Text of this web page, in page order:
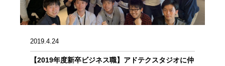
2019.4.24
【2019年度新卒ビジネス職】アドテクスタジオに仲